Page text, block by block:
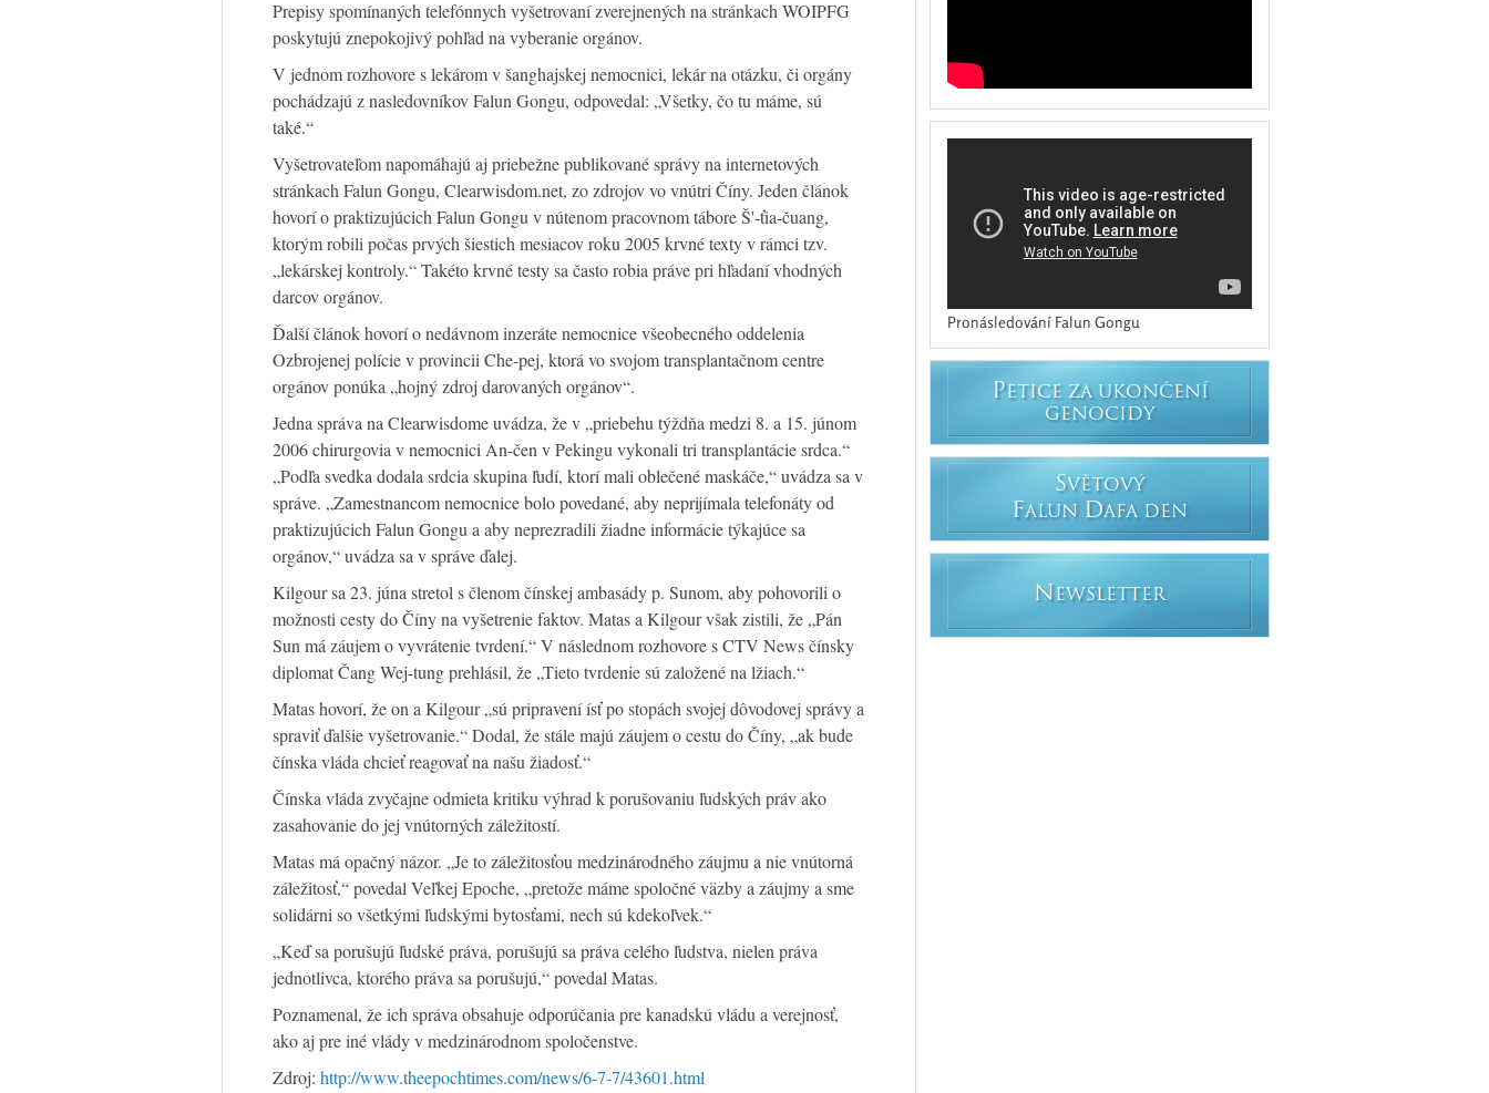
Prepisy spomínaných telefónnych vyšetrovaní zverejnených na stránkach WOIPFG
poskytujú znepokojivý pohľad na vyberanie orgánov.
V jednom rozhovore s lekárom v šanghajskej nemocnici, lekár na otázku, či orgány
pochádzajú z nasledovníkov Falun Gongu, odpovedal: „Všetky, čo tu máme, sú
také.“
Vyšetrovateľom napomáhajú aj priebežne publikované správy na internetových
stránkach Falun Gongu, Clearwisdom.net, zo zdrojov vo vnútri Číny. Jeden článok
hovorí o praktizujúcich Falun Gongu v nútenom pracovnom tábore Š'-ťia-čuang,
ktorým robili počas prvých šiestich mesiacov roku 2005 krvné texty v rámci tzv.
„lekárskej kontroly.“ Takéto krvné testy sa často robia práve pri hľadaní vhodných
darcov orgánov.
Ďalší článok hovorí o nedávnom inzeráte nemocnice všeobecného oddelenia
Ozbrojenej polície v provincii Che-pej, ktorá vo svojom transplantačnom centre
orgánov ponúka „hojný zdroj darovaných orgánov“.
Jedna správa na Clearwisdome uvádza, že v „priebehu týždňa medzi 8. a 15. júnom
2006 chirurgovia v nemocnici An-čen v Pekingu vykonali tri transplantácie srdca.“
„Podľa svedka dodala srdcia skupina ľudí, ktorí mali oblečené maskáče,“ uvádza sa v
správe. „Zamestnancom nemocnice bolo povedané, aby neprijímala telefonáty od
praktizujúcich Falun Gongu a aby neprezradili žiadne informácie týkajúce sa
orgánov,“ uvádza sa v správe ďalej.
Kilgour sa 23. júna stretol s členom čínskej ambasády p. Sunom, aby pohovorili o
možnosti cesty do Číny na vyšetrenie faktov. Matas a Kilgour však zistili, že „Pán
Sun má záujem o vyvrátenie tvrdení.“ V následnom rozhovore s CTV News čínsky
diplomat Čang Wej-tung prehlásil, že „Tieto tvrdenie sú založené na lžiach.“
Matas hovorí, že on a Kilgour „sú pripravení ísť po stopách svojej dôvodovej správy a
spraviť ďalšie vyšetrovanie.“ Dodal, že stále majú záujem o cestu do Číny, „ak bude
čínska vláda chcieť reagovať na našu žiadosť.“
Čínska vláda zvyčajne odmieta kritiku výhrad k porušovaniu ľudských práv ako
zasahovanie do jej vnútorných záležitostí.
Matas má opačný názor. „Je to záležitosťou medzinárodného záujmu a nie vnútorná
záležitosť,“ povedal Veľkej Epoche, „pretože máme spoločné väzby a záujmy a sme
solidárni so všetkými ľudskými bytosťami, nech sú kdekoľvek.“
„Keď sa porušujú ľudské práva, porušujú sa práva celého ľudstva, nielen práva
jednotlivca, ktorého práva sa porušujú,“ povedal Matas.
Poznamenal, že ich správa obsahuje odporúčania pre kanadskú vládu a verejnosť,
ako aj pre iné vlády v medzinárodnom spoločenstve.
Zdroj: http://www.theepochtimes.com/news/6-7-7/43601.html
Pronásledování Falun Gongu
PETICE ZA UKONČENÍ
GENOCIDY
SVĚTOVÝ
FALUN DAFA DEN
N EWSLETTER